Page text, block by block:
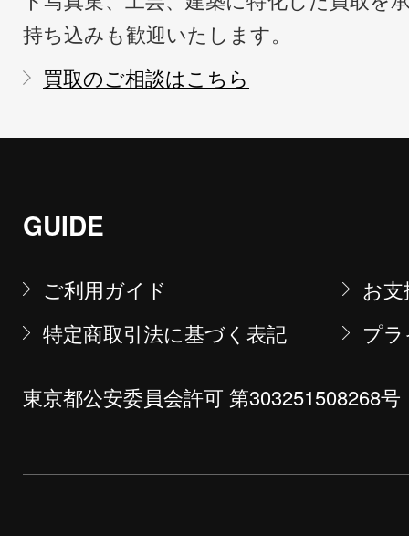
持ち込みも歓迎いたします。
買取のご相談はこちら
GUIDE
ご利用ガイド
お
特定商取引法に基づく表記
プ
東京都公安委員会許可 第303251508268号